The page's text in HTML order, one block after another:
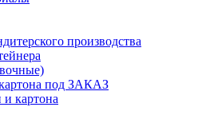
производства
под ЗАКАЗ
и картона